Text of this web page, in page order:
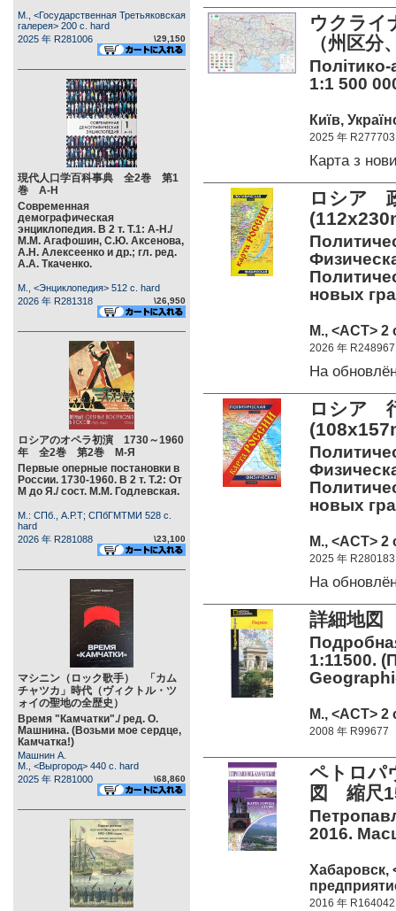
М., <Государственная Третьяковская
галерея> 200 c. hard
2025 年 R281006
\29,150
現代人口学百科事典 全2巻 第1
巻 А-Н
Современная
демографическая
энциклопедия. В 2 т. Т.1: А-Н./
М.М. Агафошин, С.Ю. Аксенова,
А.Н. Алексеенко и др.; гл. ред.
А.А. Ткаченко.
М., <Энциклопедия> 512 c. hard
2026 年 R281318
\26,950
ロシアのオペラ初演 1730～1960
年 全2巻 第2巻 М-Я
Первые оперные постановки в
России. 1730-1960. В 2 т. Т.2: От
М до Я./ сост. М.М. Годлевская.
М.: СПб., А.Р.Т; СПбГМТМИ 528 c.
hard
2026 年 R281088
\23,100
マシニン（ロック歌手） 「カム
チャツカ」時代（ヴィクトル・ツ
ォイの聖地の全歴史）
Время "Камчатки"./ ред. О.
Машнина. (Возьми мое сердце,
Камчатка!)
Машнин А.
М., <Выргород> 440 c. hard
2025 年 R281000
\68,860
ウクライ
（州区
Політико-
1:1 500
Київ,
2025 年 R277703
Карта з
ロシア
новых
М., <АСТ> 2
2026 年 R248967
На
ロシア
новых
М., <АСТ> 2
2025 年 R280183
На
詳細地
1:11500.
М., <АСТ> 2
2008 年 R99677
ペトロパ
図 縮尺
2016.
Хабаровск,
2016 年 R164042